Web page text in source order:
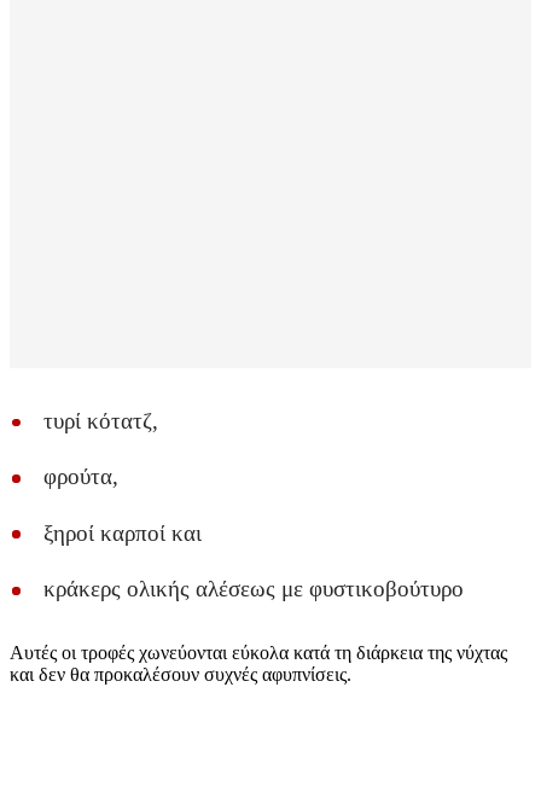
τυρί κότατζ,
φρούτα,
ξηροί καρποί και
κράκερς ολικής αλέσεως με φυστικοβούτυρο
Αυτές οι τροφές χωνεύονται εύκολα κατά τη διάρκεια της νύχτας
και δεν θα προκαλέσουν συχνές αφυπνίσεις.